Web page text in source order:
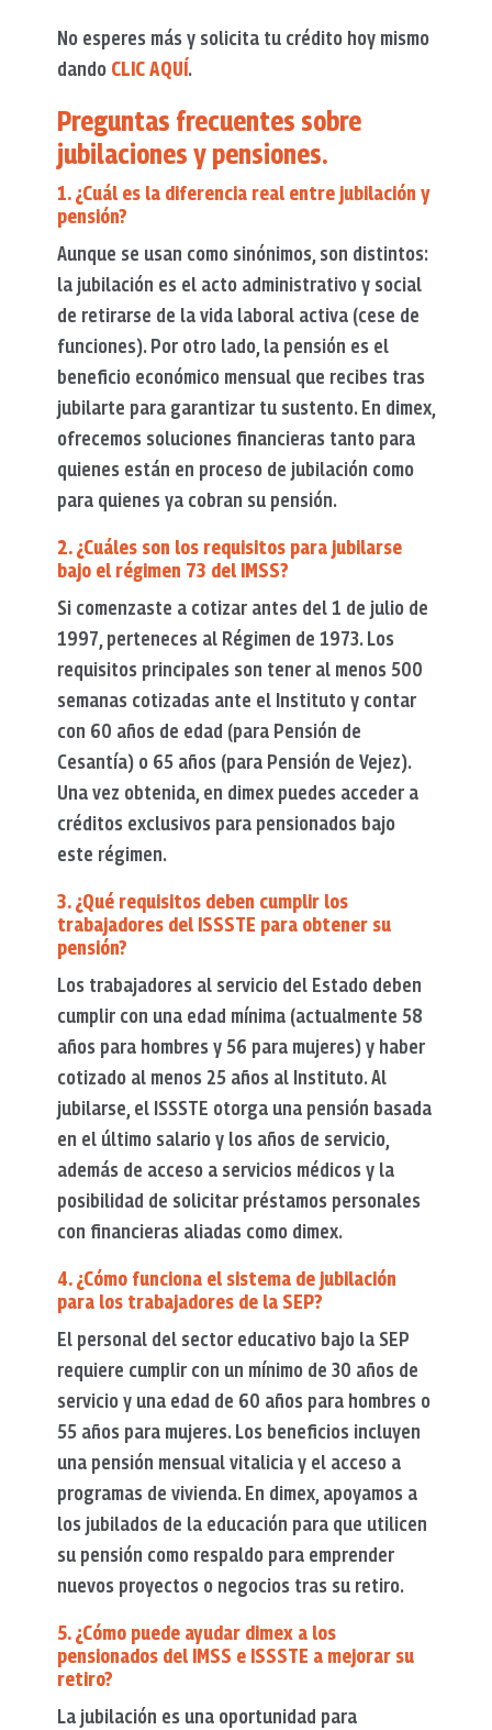
No esperes más y solicita tu crédito hoy mismo
dando CLIC AQUÍ.
Preguntas frecuentes sobre
jubilaciones y pensiones.
1. ¿Cuál es la diferencia real entre jubilación y
pensión?
Aunque se usan como sinónimos, son distintos:
la jubilación es el acto administrativo y social
de retirarse de la vida laboral activa (cese de
funciones). Por otro lado, la pensión es el
beneficio económico mensual que recibes tras
jubilarte para garantizar tu sustento. En dimex,
ofrecemos soluciones financieras tanto para
quienes están en proceso de jubilación como
para quienes ya cobran su pensión.
2. ¿Cuáles son los requisitos para jubilarse
bajo el régimen 73 del IMSS?
Si comenzaste a cotizar antes del 1 de julio de
1997, perteneces al Régimen de 1973. Los
requisitos principales son tener al menos 500
semanas cotizadas ante el Instituto y contar
con 60 años de edad (para Pensión de
Cesantía) o 65 años (para Pensión de Vejez).
Una vez obtenida, en dimex puedes acceder a
créditos exclusivos para pensionados bajo
este régimen.
3. ¿Qué requisitos deben cumplir los
trabajadores del ISSSTE para obtener su
pensión?
Los trabajadores al servicio del Estado deben
cumplir con una edad mínima (actualmente 58
años para hombres y 56 para mujeres) y haber
cotizado al menos 25 años al Instituto. Al
jubilarse, el ISSSTE otorga una pensión basada
en el último salario y los años de servicio,
además de acceso a servicios médicos y la
posibilidad de solicitar préstamos personales
con financieras aliadas como dimex.
4. ¿Cómo funciona el sistema de jubilación
para los trabajadores de la SEP?
El personal del sector educativo bajo la SEP
requiere cumplir con un mínimo de 30 años de
servicio y una edad de 60 años para hombres o
55 años para mujeres. Los beneficios incluyen
una pensión mensual vitalicia y el acceso a
programas de vivienda. En dimex, apoyamos a
los jubilados de la educación para que utilicen
su pensión como respaldo para emprender
nuevos proyectos o negocios tras su retiro.
5. ¿Cómo puede ayudar dimex a los
pensionados del IMSS e ISSSTE a mejorar su
retiro?
La jubilación es una oportunidad para